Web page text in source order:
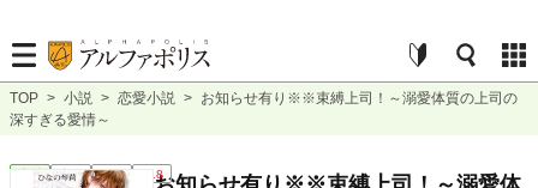
TOP > 小説 > 恋愛小説 > お知らせ有り※※束縛上司！～溺愛体質の上司の
深すぎる愛情～
恋愛 完結 長編 R18